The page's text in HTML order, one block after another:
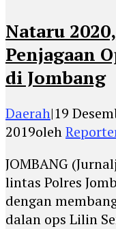
Nataru
Penjagaan
di Jombang
Daerah|19
2019oleh
JOMBANG
lintas Polres
dengan
dalan ops Lilin